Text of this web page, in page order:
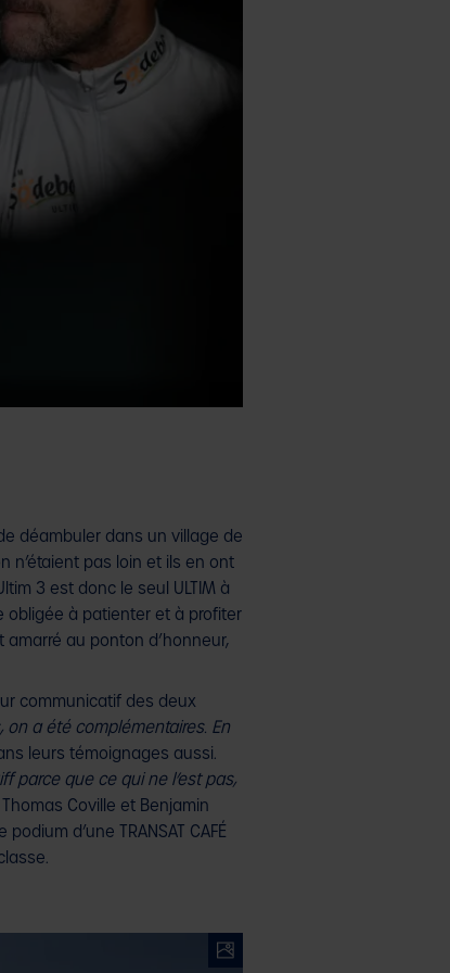
déambuler dans un village de
n’étaient pas loin et ils en ont
3 est donc le seul ULTIM à
obligée à patienter et à profiter
amarré au ponton d’honneur,
communicatif des deux
a été complémentaires. En
leurs témoignages aussi.
parce que ce qui ne l’est pas,
Coville et Benjamin
d’une TRANSAT CAFÉ